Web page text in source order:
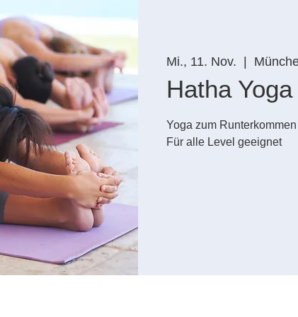
Mi., 11. Nov.
Hatha Yoga
Yoga zum Runterkommen
Für alle Level geeignet